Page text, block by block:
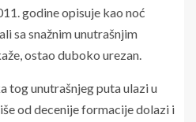
godine opisuje kao noć
sa snažnim unutrašnjim
ostao duboko urezan.
tog unutrašnjeg puta ulazi u
od decenije formacije dolazi i